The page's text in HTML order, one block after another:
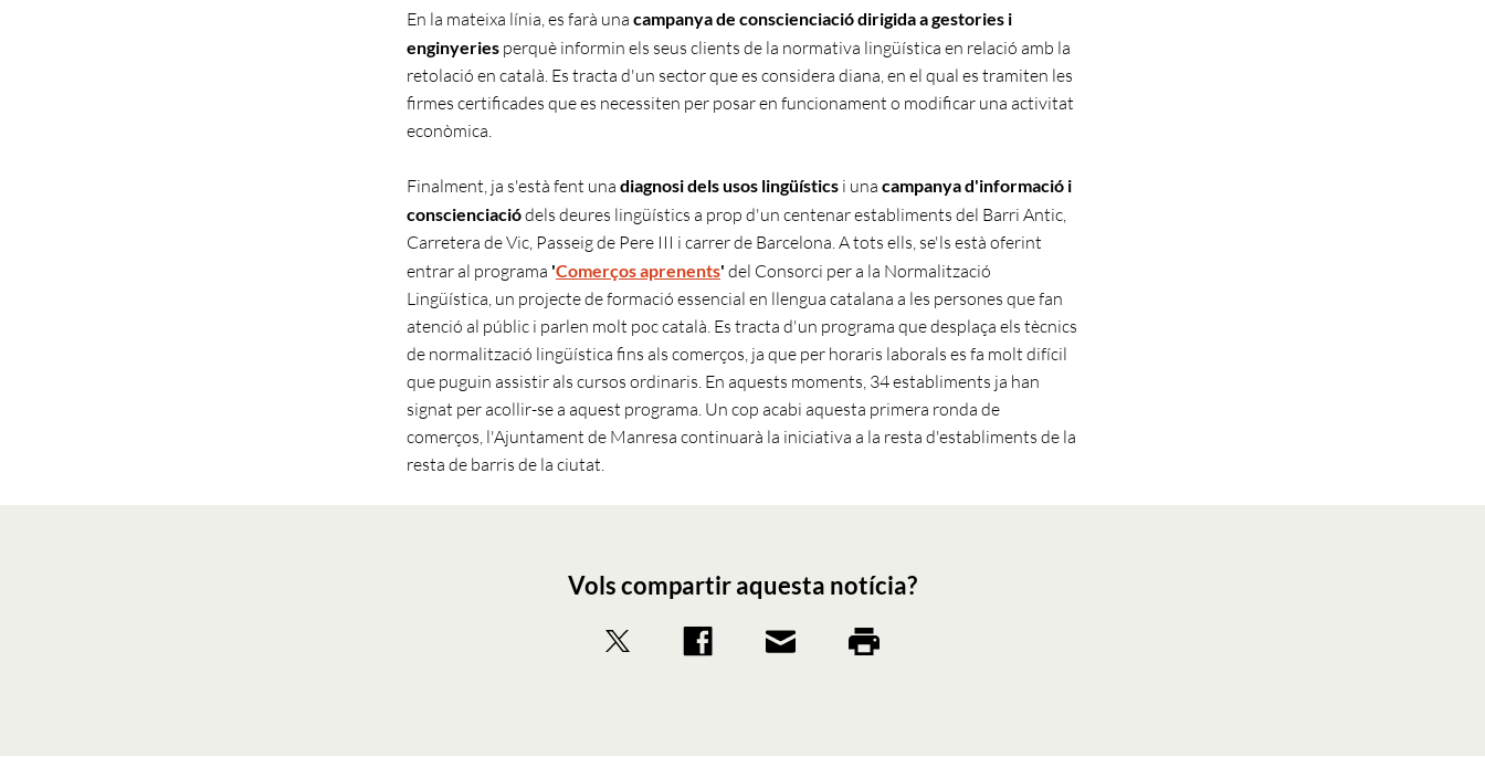
En la mateixa línia, es farà una campanya de conscienciació dirigida a gestories i
enginyeries perquè informin els seus clients de la normativa lingüística en relació amb la
retolació en català. Es tracta d'un sector que es considera diana, en el qual es tramiten les
firmes certificades que es necessiten per posar en funcionament o modificar una activitat
econòmica.
Finalment, ja s'està fent una diagnosi dels usos lingüístics i una campanya d'informació i
conscienciaciódels deures lingüístics a prop d'un centenar establiments del Barri Antic,
Carretera de Vic, Passeig de Pere III i carrer de Barcelona. A tots ells, se'ls està oferint
entrar al programa 'Comerços aprenents' del Consorci per a la Normalització
Lingüística, un projecte de formació essencial en llengua catalana a les persones que fan
atenció al públic i parlen molt poc català. Es tracta d'un programa que desplaça els tècnics
de normalització lingüística fins als comerços, ja que per horaris laborals es fa molt difícil
que puguin assistir als cursos ordinaris. En aquests moments, 34 establiments ja han
signat per acollir-se a aquest programa. Un cop acabi aquesta primera ronda de
comerços, l'Ajuntament de Manresa continuarà la iniciativa a la resta d'establiments de la
resta de barris de la ciutat.
Vols compartir aquesta notícia?